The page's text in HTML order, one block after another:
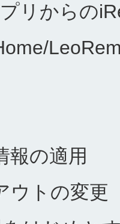
プリからの
報の適用
ウトの変更